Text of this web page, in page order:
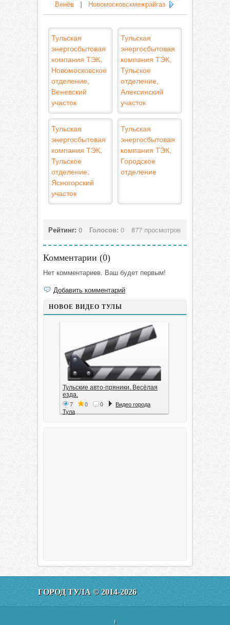
Венёв| Новомосковскмежрайгаз
Тульская
энергосбытовая
компания ТЭК,
Новомосковское
отделение,
Веневский
участок
Тульская
энергосбытовая
компания ТЭК,
Тульское
отделение,
Алексинский
участок
Тульская
энергосбытовая
компания ТЭК,
Тульское
отделение,
Ясногорский
участок
Тульская
энергосбытовая
компания ТЭК,
Городское
отделение
Рейтинг: 0 Голосов: 0 877 просмотров
Комментарии (0)
Нет комментариев. Ваш будет первым!
Добавить комментарий
НОВОЕ ВИДЕО ТУЛЫ
Тульские авто-пряники. Весёлая
езда.
7 0 0
Видео города
Тула
00:20:11
Эфир от 11.01.2016 (19.35) Тула
160 0 0
Видео города
ГОРОД ТУЛА © 2014-2026
!